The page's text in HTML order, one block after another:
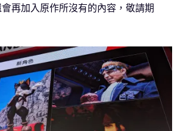
再加入原作所沒有的內容，敬請期